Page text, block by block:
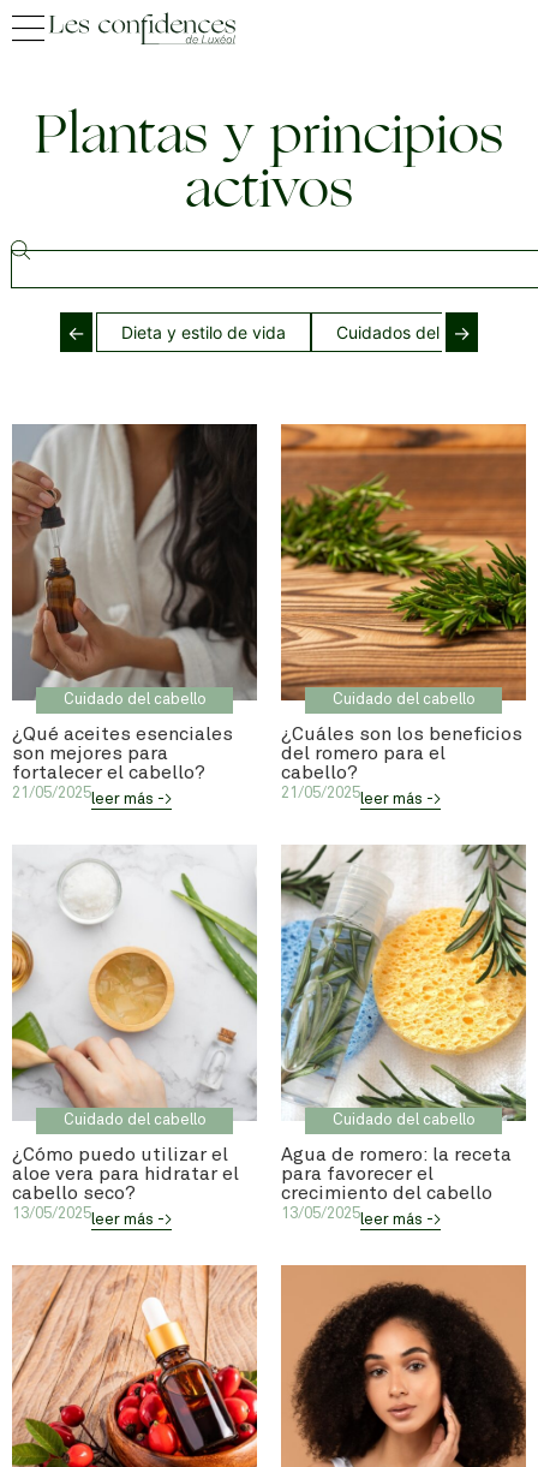
Plantas y principios
activos
← Dieta y estilo de vida Cuidados del cabello
→
Cuidado del cabello
¿Qué aceites esenciales
son mejores para
fortalecer el cabello?
21/05/2025leer más ->
Cuidado del cabello
¿Cuáles son los beneficios
del romero para el
cabello?
21/05/2025leer más ->
Cuidado del cabello
¿Cómo puedo utilizar el
aloe vera para hidratar el
cabello seco?
13/05/2025leer más ->
Cuidado del cabello
Agua de romero: la receta
para favorecer el
crecimiento del cabello
13/05/2025leer más ->